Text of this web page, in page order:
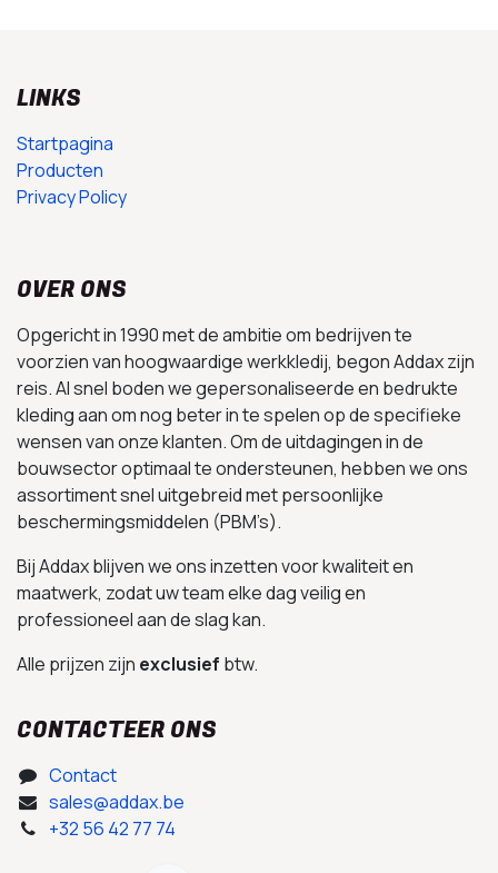
LINKS
Startpagina
Producten
Privacy Policy
OVER ONS
Opgericht in 1990 met de ambitie om bedrijven te
voorzien van hoogwaardige werkkledij, begon Addax zijn
reis. Al snel boden we gepersonaliseerde en bedrukte
kleding aan om nog beter in te spelen op de specifieke
wensen van onze klanten. Om de uitdagingen in de
bouwsector optimaal te ondersteunen, hebben we ons
assortiment snel uitgebreid met persoonlijke
beschermingsmiddelen (PBM’s).
Bij Addax blijven we ons inzetten voor kwaliteit en
maatwerk, zodat uw team elke dag veilig en
professioneel aan de slag kan.
Alle prijzen zijn exclusief btw.
CONTACTEER ONS
Contact
sales@addax.be
+32 56 42 77 74